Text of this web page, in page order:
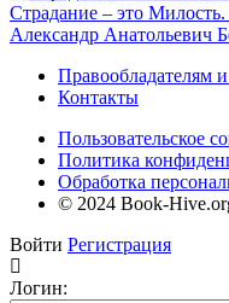
Страдание – это
Александр Анатольевич
Правообладателям
Контакты
Пользовательское
Политика
Обработка
© 2024 Book-
Войти Регистрация
Логин: